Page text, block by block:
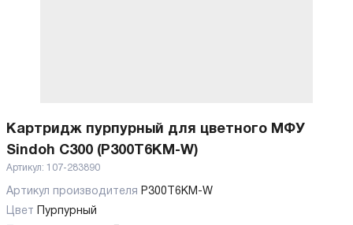
Картридж пурпурный для цветного МФУ
Sindoh C300 (P300T6KM-W)
Артикул: 107-283890
Артикул производителя
P300T6KM-W
Цвет
Пурпурный